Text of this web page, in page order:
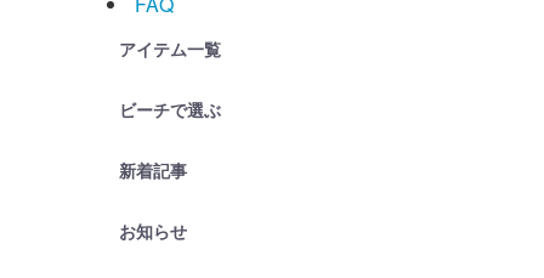
アイテム一覧
ビーチで選ぶ
新着記事
お知らせ